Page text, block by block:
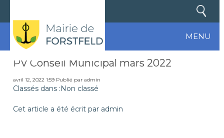
MENU
PV Conseil Municipal mars 2022
avril 12, 2022 1:59 Publié paradmin
Classés dans :Non classé
Cet article a été écrit par admin